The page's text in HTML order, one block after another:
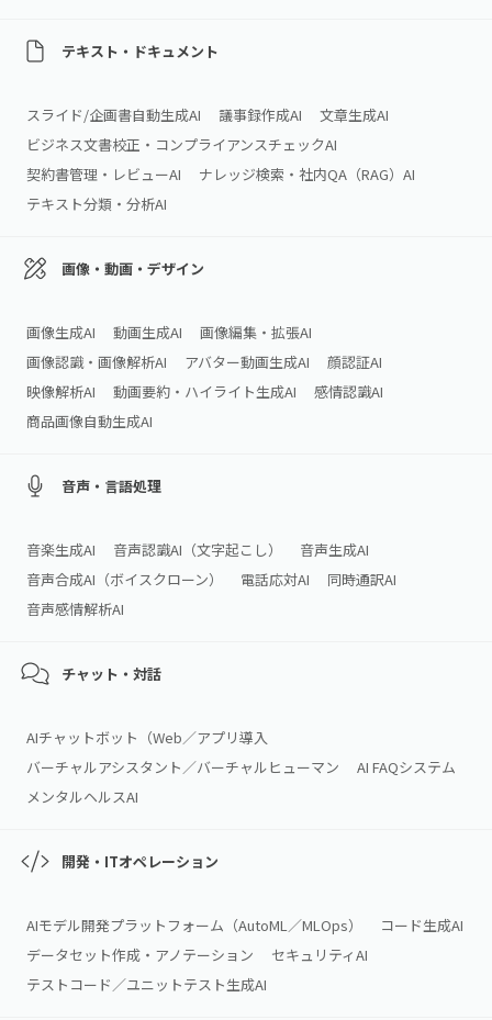
テキスト・ドキュメント
スライド/企画書自動生成AI 議事録作成AI
文章生成AI
ビジネス文書校正・コンプライアンスチェックAI
契約書管理・レビューAI
ナレッジ検索・社内QA（RAG）AI
テキスト分類・分析AI
画像・動画・デザイン
画像生成AI 動画生成AI
画像編集・拡張AI
画像認識・画像解析AI
アバター動画生成AI
顔認証AI
映像解析AI
動画要約・ハイライト生成AI
感情認識AI
商品画像自動生成AI
音声・言語処理
音楽生成AI 音声認識AI（文字起こし）
音声生成AI
音声合成AI（ボイスクローン）
電話応対AI
同時通訳AI
音声感情解析AI
チャット・対話
AIチャットボット（Web／アプリ導入
バーチャルアシスタント／バーチャルヒューマン
AI FAQシステム
メンタルヘルスAI
開発・ITオペレーション
AIモデル開発プラットフォーム（AutoML／MLOps）
コード生成AI
データセット作成・アノテーション
セキュリティAI
テストコード／ユニットテスト生成AI